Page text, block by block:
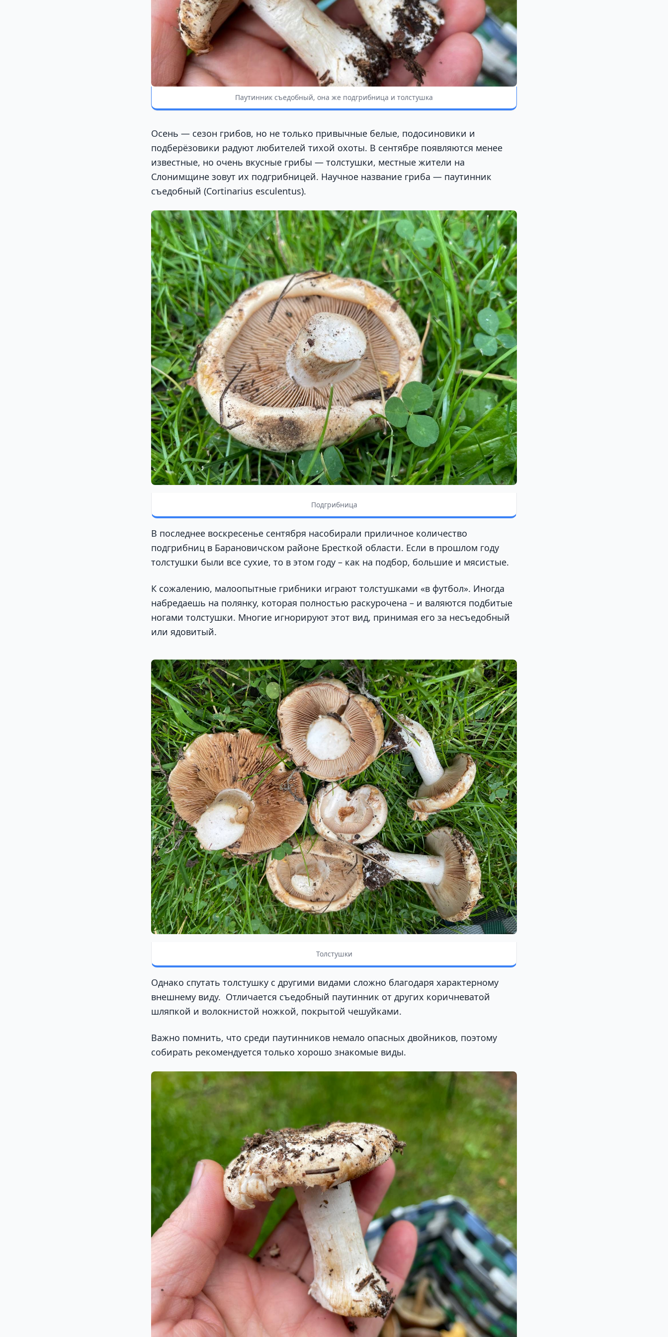
Паутинник съедобный, она же подгрибница и толстушка
Осень — сезон грибов, но не только привычные белые, подосиновики и
подберёзовики радуют любителей тихой охоты. В сентябре появляются менее
известные, но очень вкусные грибы — толстушки, местные жители на
Слонимщине зовут их подгрибницей. Научное название гриба — паутинник
съедобный (Cortinarius esculentus).
Подгрибница
В последнее воскресенье сентября насобирали приличное количество
подгрибниц в Барановичском районе Бресткой области. Если в прошлом году
толстушки были все сухие, то в этом году – как на подбор, большие и мясистые.
К сожалению, малоопытные грибники играют толстушками «в футбол». Иногда
набредаешь на полянку, которая полностью раскурочена – и валяются подбитые
ногами толстушки. Многие игнорируют этот вид, принимая его за несъедобный
или ядовитый.
Толстушки
Однако спутать толстушку с другими видами сложно благодаря характерному
внешнему виду. Отличается съедобный паутинник от других коричневатой
шляпкой и волокнистой ножкой, покрытой чешуйками.
Важно помнить, что среди паутинников немало опасных двойников, поэтому
собирать рекомендуется только хорошо знакомые виды.